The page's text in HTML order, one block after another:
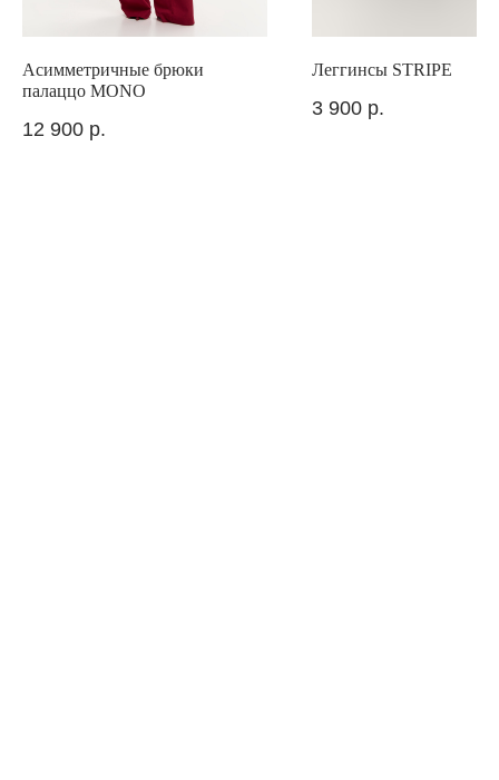
Асимметричные брюки
палаццо MONO
12 900 р.
Леггинсы STRIPE
3 900 р.